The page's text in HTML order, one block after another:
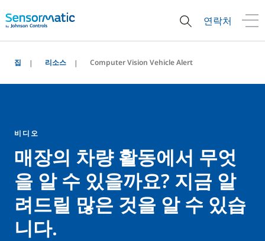
연락처
집 리소스 Computer Vision Vehicle Alert
비디오
매장의 차량 활동에서 무엇
을 알 수 있을까요? 지금 알
려드릴 많은 것을 알 수 있습
니다.